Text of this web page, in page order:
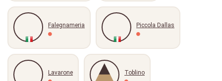
Falegnameria Piccola Dallas
Lavarone Toblino